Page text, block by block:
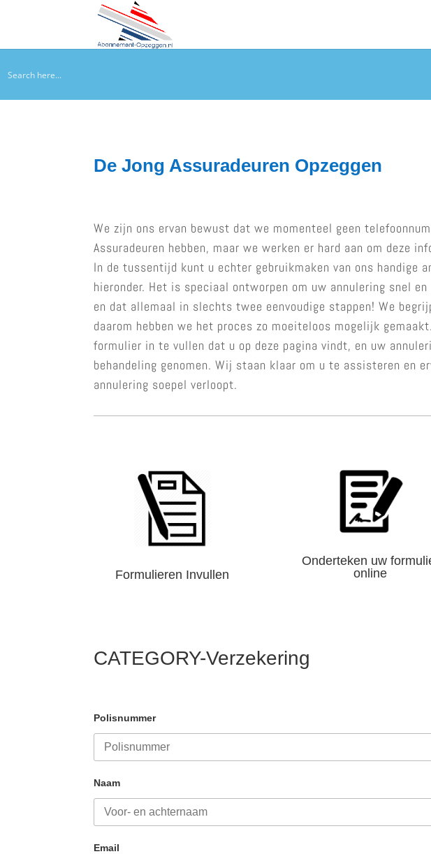
De Jong Assuradeuren Opzeggen
We zijn ons ervan bewust dat we momenteel geen
Assuradeuren hebben, maar we werken er hard aan om deze
In de tussentijd kunt u echter gebruikmaken van ons handige
hieronder. Het is speciaal ontworpen om uw annulering snel
en dat allemaal in slechts twee eenvoudige stappen! We
daarom hebben we het proces zo moeiteloos mogelijk
formulier in te vullen dat u op deze pagina vindt, en uw
behandeling genomen. Wij staan klaar om u te assisteren en
annulering soepel verloopt.
Formulieren Invullen
Onderteken uw
online
CATEGORY-Verzekering
Polisnummer
Naam
Email